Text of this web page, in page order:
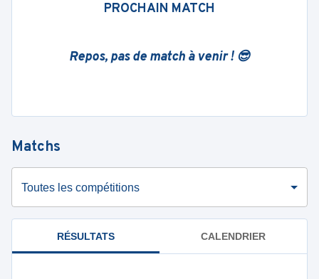
PROCHAIN MATCH
Repos, pas de match à venir ! 😎
Matchs
Toutes les compétitions
RÉSULTATS CALENDRIER